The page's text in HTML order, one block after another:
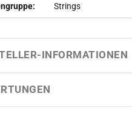
Strings
INFORMATIONEN